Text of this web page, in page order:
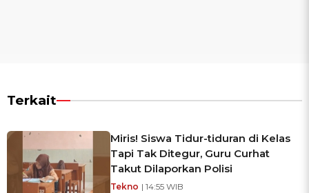
Terkait
Miris! Siswa Tidur-tiduran di Kelas
Tapi Tak Ditegur, Guru Curhat
Takut Dilaporkan Polisi
Tekno | 14:55 WIB